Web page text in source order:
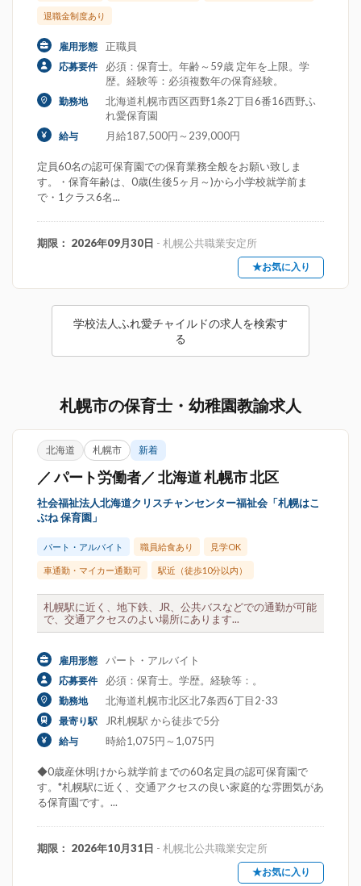
退職金制度あり
雇用形態 正職員
応募要件
必須：保育士。年齢～59歳 定年を上限。学
歴。経験等：必須複数年の保育経験。
勤務地
北海道札幌市西区西野1条2丁目6番16西野ふ
れ愛保育園
給与 月給187,500円～239,000円
定員60名の認可保育園での保育業務全般をお願い致しま
す。・保育年齢は、0歳(生後5ヶ月～)から小学校就学前ま
で・1クラス6名...
期限： 2026年09月30日 - 札幌公共職業安定所
★お気に入り
学校法人ふれ愛チャイルドの求人を検索す
る
札幌市の保育士・幼稚園教諭求人
北海道 札幌市 新着
／ パート労働者／ 北海道 札幌市 北区
社会福祉法人北海道クリスチャンセンター福祉会「札幌はこ
ぶね 保育園」
パート・アルバイト 職員給食あり 見学OK
車通勤・マイカー通勤可 駅近（徒歩10分以内）
札幌駅に近く、地下鉄、JR、公共バスなどでの通勤が可能
で、交通アクセスのよい場所にあります...
雇用形態 パート・アルバイト
応募要件 必須：保育士。学歴。経験等：。
勤務地 北海道札幌市北区北7条西6丁目2-33
最寄り駅 JR札幌駅 から徒歩で5分
給与 時給1,075円～1,075円
◆0歳産休明けから就学前までの60名定員の認可保育園で
す。*札幌駅に近く、交通アクセスの良い家庭的な雰囲気があ
る保育園です。...
期限： 2026年10月31日 - 札幌北公共職業安定所
★お気に入り